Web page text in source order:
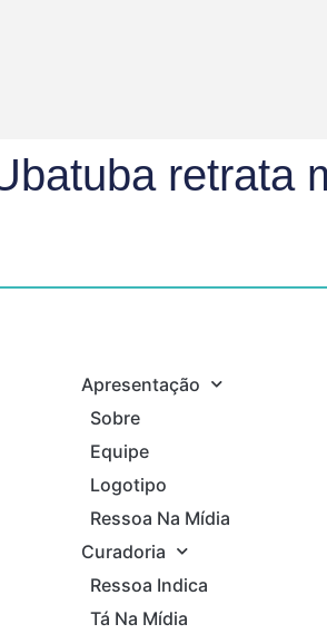
retrata
Apresentação
Sobre
Equipe
Logotipo
Ressoa Na Mídia
Curadoria
Ressoa Indica
Tá Na Mídia